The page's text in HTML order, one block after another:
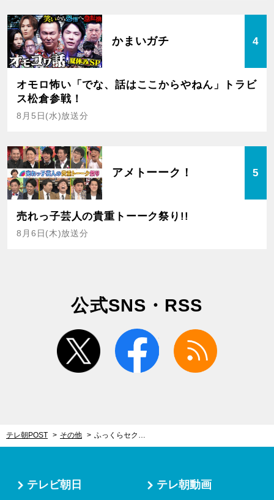
かまいガチ 4
オモロ怖い「でな、話はここからやねん」トラビ
ス松倉参戦！
8月5日(水)放送分
アメトーーク！ 5
売れっ子芸人の貴重トーーク祭り!!
8月6日(木)放送分
公式SNS・RSS
twitter facebook
テレ朝POST その他 ふっくらセクシーリップの作り方をプロが解説！指で「ぐるっと1周」が大事
テレビ朝日 テレ朝動画